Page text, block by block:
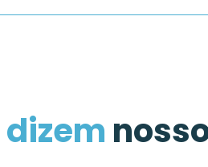
dizem